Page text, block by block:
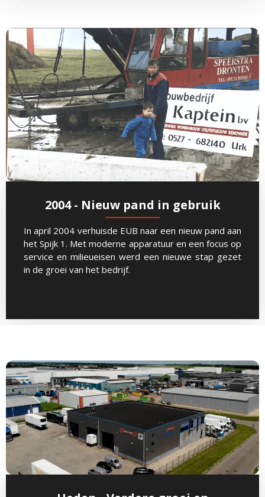
2004 - Nieuw pand in gebruik
In april 2004 verhuisde EUB naar een nieuw pand aan
het Spijk 1. Met moderne apparatuur en een focus op
service en milieueisen werd een nieuwe stap gezet
in de groei van het bedrijf.